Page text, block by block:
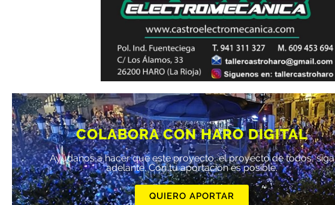
COLABORA CON HARO DIGITAL
Ayúdanos a hacer que este proyecto, el proyecto de todos, siga
adelante. Con tu aportación es posible.
QUIERO APORTAR